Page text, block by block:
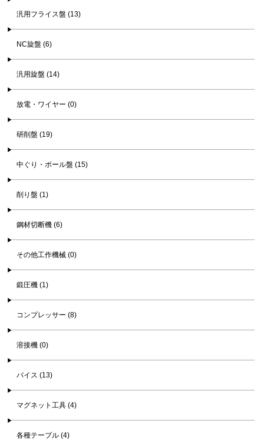
汎用フライス盤 (13)
NC旋盤 (6)
汎用旋盤 (14)
放電・ワイヤー (0)
研削盤 (19)
中ぐり・ボール盤 (15)
削り盤 (1)
鋼材切断機 (6)
その他工作機械 (0)
鍛圧機 (1)
コンプレッサー (8)
溶接機 (0)
バイス (13)
マグネット工具 (4)
各種テーブル (4)